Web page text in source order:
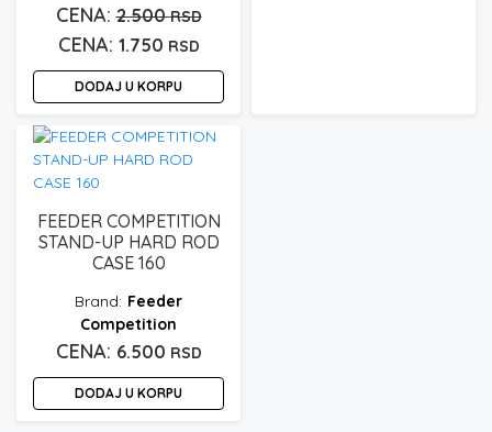
2.500RSDOriginalna
je
bila:
2.500 rsd.
1.750 RSDTrenutna
cena
je:
1.750 rsd.
DODAJ U KORPU
FEEDER COMPETITION
STAND-UP HARD ROD
CASE 160
Feeder
Competition
6.500 RSD
DODAJ U KORPU